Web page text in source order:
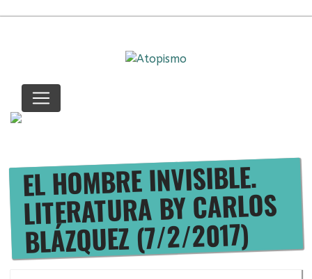
EL HOMBRE INVISIBLE.
LITERATURA BY CARLOS
BLÁZQUEZ (7/2/2017)